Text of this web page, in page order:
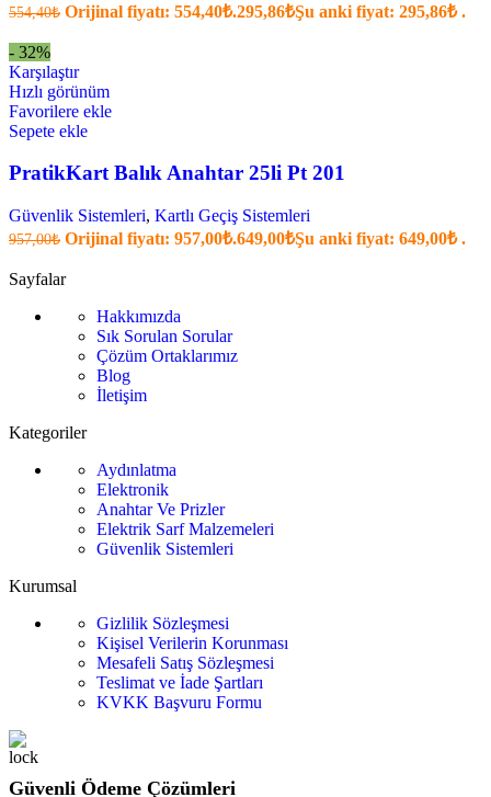
554,40₺ Orijinal fiyatı: 554,40₺.295,86₺Şu anki fiyat: 295,86₺ .
- 32%
Karşılaştır
Hızlı görünüm
Favorilere ekle
Sepete ekle
PratikKart Balık Anahtar 25li Pt 201
Güvenlik Sistemleri, Kartlı Geçiş Sistemleri
957,00₺ Orijinal fiyatı: 957,00₺.649,00₺Şu anki fiyat: 649,00₺ .
Sayfalar
Hakkımızda
Sık Sorulan Sorular
Çözüm Ortaklarımız
Blog
İletişim
Kategoriler
Aydınlatma
Elektronik
Anahtar Ve Prizler
Elektrik Sarf Malzemeleri
Güvenlik Sistemleri
Kurumsal
Gizlilik Sözleşmesi
Kişisel Verilerin Korunması
Mesafeli Satış Sözleşmesi
Teslimat ve İade Şartları
KVKK Başvuru Formu
Güvenli Ödeme Çözümleri